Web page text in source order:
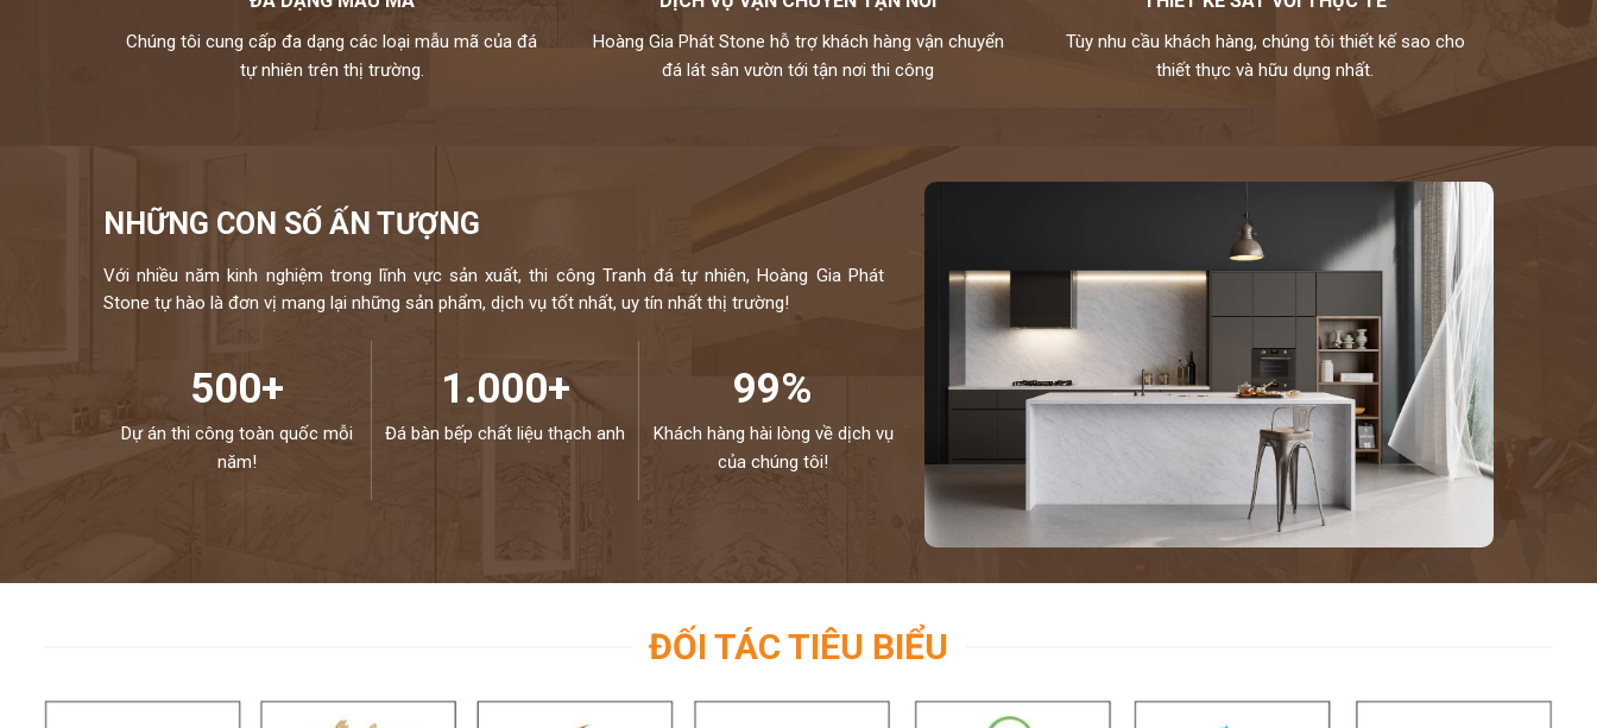
xanh lá, đen, xanh, xanh biển,…
kho đá hoàng gia phát là nhà phân phối và thi công đá tự nhiên chuyên nghiệp. Hiện nay, chúng tôi đang sở
Chúng tôi cung cấp đa dạng các loại mẫu mã của đá
tự nhiên trên thị trường.
Hoàng Gia Phát Stone hỗ trợ khách hàng vận chuyển
đá lát sân vườn tới tận nơi thi công
Tùy nhu cầu khách hàng, chúng tôi thiết kế sao cho
thiết thực và hữu dụng nhất.
NHỮNG CON SỐ ẤN TƯỢNG
Với nhiều năm kinh nghiệm trong lĩnh vực sản xuất, thi công Tranh đá tự nhiên, Hoàng Gia Phát
Stone tự hào là đơn vị mang lại những sản phẩm, dịch vụ tốt nhất, uy tín nhất thị trường!
500+
Dự án thi công toàn quốc mỗi
năm!
1.000+
Đá bàn bếp chất liệu thạch anh
99%
Khách hàng hài lòng về dịch vụ
của chúng tôi!
ĐỐI TÁC TIÊU BIỂU